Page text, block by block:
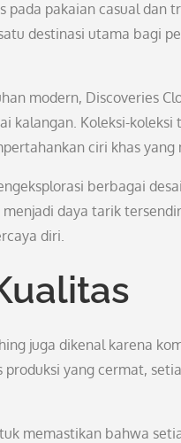
pakaian casual dan
destinasi utama bagi
modern, Discoveries
kalangan. Koleksi-
ciri khas
berbagai
daya tarik
diri.
juga dikenal karena
yang cermat,
memastikan bahwa